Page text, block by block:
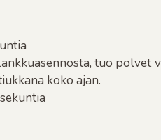
tuo polvet
koko ajan.